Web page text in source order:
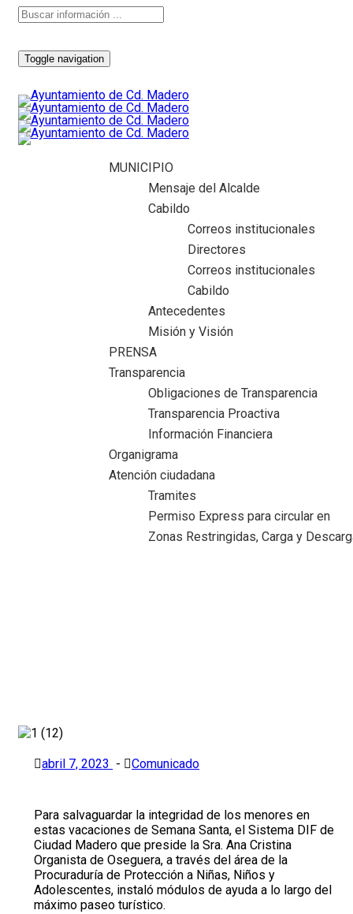
Toggle navigation
MUNICIPIO
Mensaje del Alcalde
Cabildo
Correos institucionales
Directores
Correos institucionales
Cabildo
Antecedentes
Misión y Visión
PRENSA
Transparencia
Obligaciones de Transparencia
Transparencia Proactiva
Información Financiera
Organigrama
Atención ciudadana
Tramites
Permiso Express para circular en
Zonas Restringidas, Carga y
abril 7, 2023 - Comunicado
Para salvaguardar la integridad de los menores en
estas vacaciones de Semana Santa, el Sistema DIF de
Ciudad Madero que preside la Sra. Ana Cristina
Organista de Oseguera, a través del área de la
Procuraduría de Protección a Niñas, Niños y
Adolescentes, instaló módulos de ayuda a lo largo del
máximo paseo turístico.